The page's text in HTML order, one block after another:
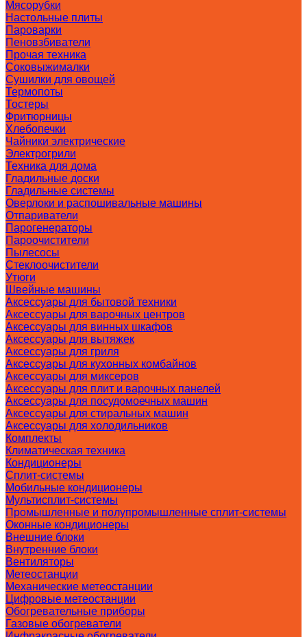
Мясорубки
Настольные плиты
Пароварки
Пеновзбиватели
Прочая техника
Соковыжималки
Сушилки для овощей
Термопоты
Тостеры
Фритюрницы
Хлебопечки
Чайники электрические
Электрогрили
Техника для дома
Гладильные доски
Гладильные системы
Оверлоки и распошивальные машины
Отпариватели
Парогенераторы
Пароочистители
Пылесосы
Стеклоочистители
Утюги
Швейные машины
Аксессуары для бытовой техники
Аксессуары для варочных центров
Аксессуары для винных шкафов
Аксессуары для вытяжек
Аксессуары для гриля
Аксессуары для кухонных комбайнов
Аксессуары для миксеров
Аксессуары для плит и варочных панелей
Аксессуары для посудомоечных машин
Аксессуары для стиральных машин
Аксессуары для холодильников
Комплекты
Климатическая техника
Кондиционеры
Сплит-системы
Мобильные кондиционеры
Мультисплит-системы
Промышленные и полупромышленные сплит-системы
Оконные кондиционеры
Внешние блоки
Внутренние блоки
Вентиляторы
Метеостанции
Механические метеостанции
Цифровые метеостанции
Обогревательные приборы
Газовые обогреватели